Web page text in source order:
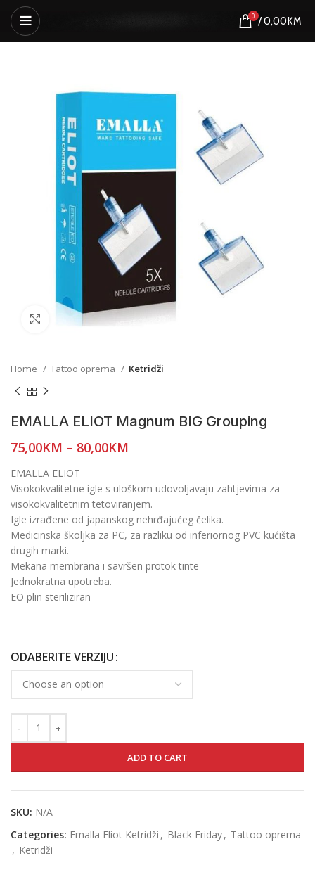
0 /0,00KM
Click to enlarge
Home Tattoo oprema Ketridži
EMALLA ELIOT Magnum BIG Grouping
75,00KM – 80,00KM
EMALLA ELIOT
Visokokvalitetne igle s uloškom udovoljavaju zahtjevima za
visokokvalitetnim tetoviranjem.
Igle izrađene od japanskog nehrđajućeg čelika.
Medicinska školjka za PC, za razliku od inferiornog PVC kućišta
drugih marki.
Mekana membrana i savršen protok tinte
Jednokratna upotreba.
EO plin steriliziran
ODABERITE VERZIJU
ADD TO CART
SKU: N/A
Categories: Emalla Eliot Ketridži , Black Friday, Tattoo oprema
, Ketridži